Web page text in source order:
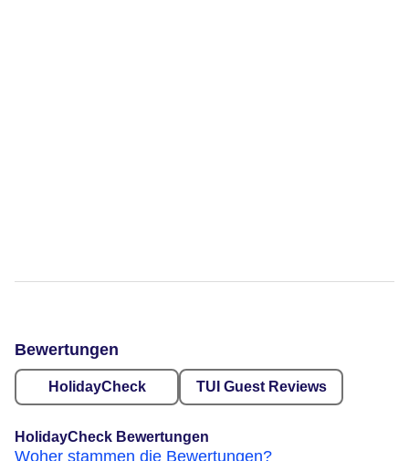
Bewertungen
HolidayCheck TUI Guest Reviews
HolidayCheck Bewertungen
Woher stammen die Bewertungen?